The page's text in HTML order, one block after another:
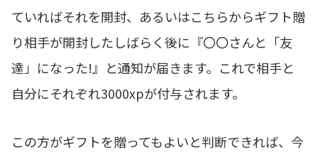
ていればそれを開封、あるいはこちらからギフト贈
り相手が開封したしばらく後に『〇〇さんと「友
達」になった!』と通知が届きます。これで相手と
自分にそれぞれ3000xpが付与されます。
この方がギフトを贈ってもよいと判断できれば、今